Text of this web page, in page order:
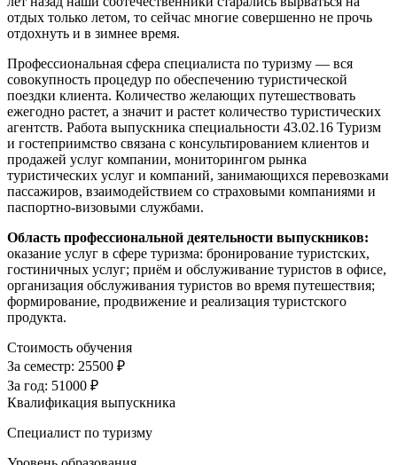
отдых только летом, то сейчас многие совершенно не прочь
отдохнуть и в зимнее время.
Профессиональная сфера специалиста по туризму — вся
совокупность процедур по обеспечению туристической
поездки клиента. Количество желающих путешествовать
ежегодно растет, а значит и растет количество туристических
агентств. Работа выпускника специальности 43.02.16 Туризм
и гостеприимство связана с консультированием клиентов и
продажей услуг компании, мониторингом рынка
туристических услуг и компаний, занимающихся перевозками
пассажиров, взаимодействием со страховыми компаниями и
паспортно-визовыми службами.
Область профессиональной деятельности выпускников:
оказание услуг в сфере туризма: бронирование туристских,
гостиничных услуг; приём и обслуживание туристов в офисе,
организация обслуживания туристов во время путешествия;
формирование, продвижение и реализация туристского
продукта.
Стоимость обучения
За семестр: 25500 ₽
За год: 51000 ₽
Квалификация выпускника
Специалист по туризму